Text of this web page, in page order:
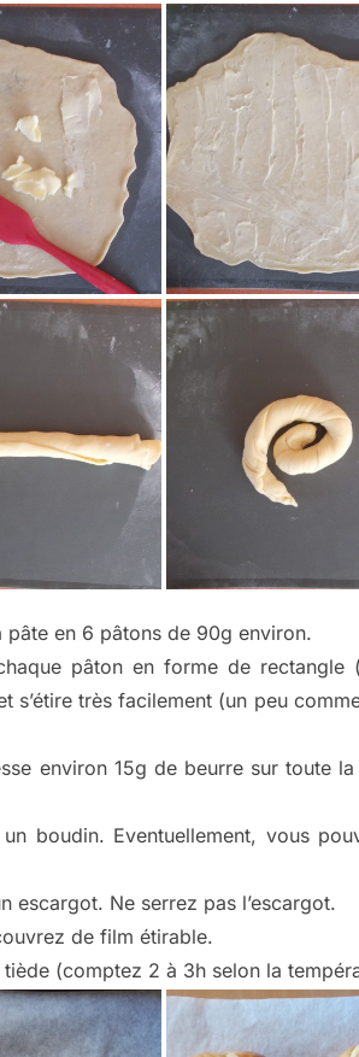
en 6 pâtons de 90g environ.
pâton en forme de rectangle
s’étire très facilement (un peu
environ 15g de beurre sur toute
boudin. Eventuellement, vous
escargot. Ne serrez pas l’escargot.
de film étirable.
(comptez 2 à 3h selon la